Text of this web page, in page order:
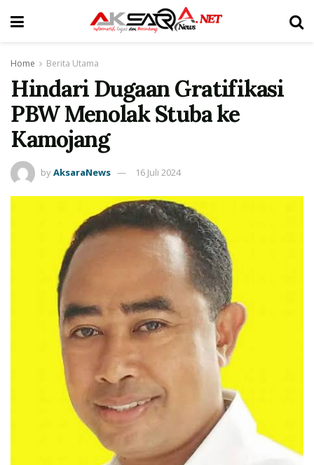
Home Berita Utama
Hindari Dugaan Gratifikasi
PBW Menolak Stuba ke
Kamojang
byAksaraNews 16 Juli 2024